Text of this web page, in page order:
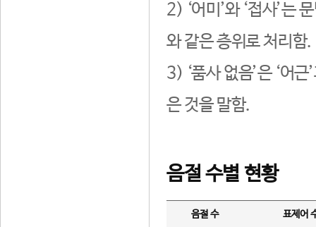
2) ‘어미’와 ‘접사’는
와 같은 층위로 처리함.
3) ‘품사 없음’은 ‘어
은 것을 말함.
음절 수별 현황
음절 수 표제어